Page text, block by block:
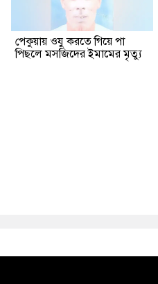
পেকুয়ায় ওযু করতে গিয়ে পা
পিছলে মসজিদের ইমামের মৃত্যু